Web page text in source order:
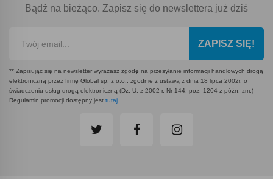
Bądź na bieżąco. Zapisz się do newslettera już dziś
ZAPISZ SIĘ!
** Zapisując się na newsletter wyrażasz zgodę na przesyłanie informacji handlowych drogą
elektroniczną przez firmę Global sp. z o.o., zgodnie z ustawą z dnia 18 lipca 2002r. o
świadczeniu usług drogą elektroniczną (Dz. U. z 2002 r. Nr 144, poz. 1204 z późn. zm.)
Regulamin promocji dostępny jest tutaj